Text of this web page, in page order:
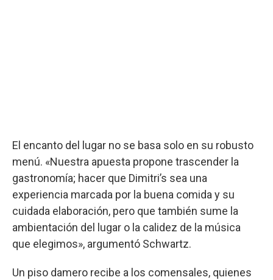
El encanto del lugar no se basa solo en su robusto
menú. «Nuestra apuesta propone trascender la
gastronomía; hacer que Dimitri’s sea una
experiencia marcada por la buena comida y su
cuidada elaboración, pero que también sume la
ambientación del lugar o la calidez de la música
que elegimos», argumentó Schwartz.
Un piso damero recibe a los comensales, quienes